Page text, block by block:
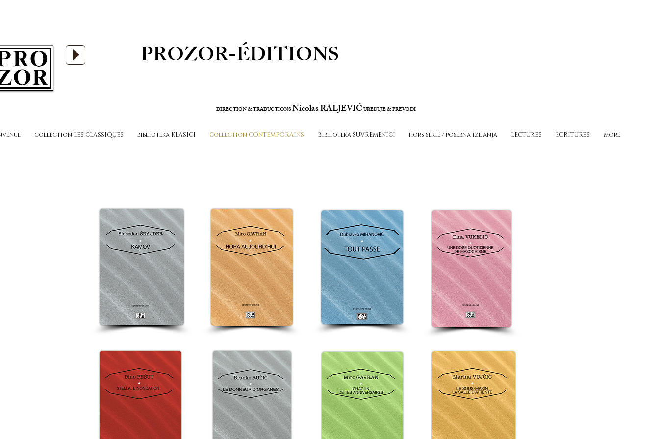
PROZOR-ÉDITIONS
DIRECTION & TRADUCTIONSNicolas RALJEVIĆUREĐUJE & PREVODI
collection LES CLASSIQUES biblioteka KLASICI Collection CONTEMPORAINS Biblioteka SUVREMENICI hors série / posebna izdanja LECTURES ECRITURES More